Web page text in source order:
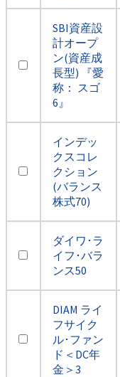
SBI資産設
計オープ
ン(資産成
長型) 『愛
称： スゴ
6』
インデッ
クスコレ
クション
(バランス
株式70)
ダイワ･ラ
イフ･バラ
ンス50
DIAM ライ
フサイク
ル･ファン
ド＜DC年
金＞3